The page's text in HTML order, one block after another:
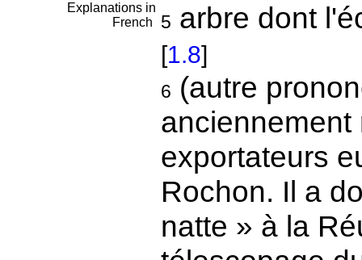
Explanations in
French
5 arbre dont
[1.8]
6 (autre
anciennement
exportateurs
Rochon. Il a
natte » à la